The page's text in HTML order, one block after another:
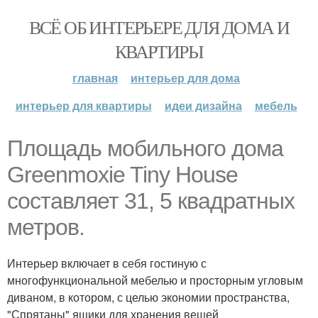
ВСЁ ОБ ИНТЕРЬЕРЕ ДЛЯ ДОМА И
КВАРТИРЫ
главная
интерьер для дома
интерьер для квартиры
идеи дизайна мебель
Площадь мобильного дома
Greenmoxie Tiny House
составляет 31, 5 квадратных
метров.
Интерьер включает в себя гостиную с
многофункциональной мебелью и просторным угловым
диваном, в котором, с целью экономии пространства,
"Спрятаны" ящики для хранения вещей